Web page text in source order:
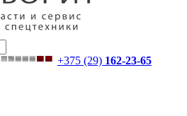
+375 (29) 162-23-65